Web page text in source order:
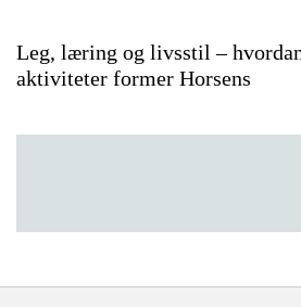
Leg, læring og livsstil –
aktiviteter former Horsens